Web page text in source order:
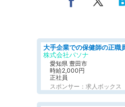
株式会社パソナ
愛知県 豊田市
時給2,000円
正社員
スポンサー：求人ボックス